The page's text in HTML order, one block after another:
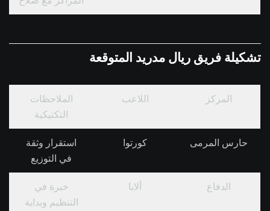
تشكيلة فريق ريال مدريد المتوقعة
المركز اللاعب
الملاحظات
التكتيكية
حارس المرمى كورتوا
استقرار وثقة
في التوزيع
الدفاع ألابا
خبرة في
التنظيم وبداية